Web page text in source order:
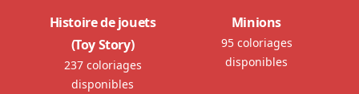
Histoire de jouets
(Toy Story)
237 coloriages
disponibles
Minions
95 coloriages
disponibles